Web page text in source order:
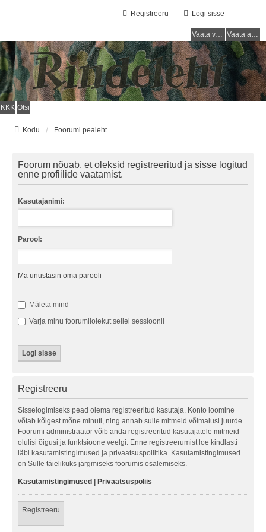
Logi sisse
Registreeru
Vaata vastamata teemasi Vaata aktiivseid teemasid
KKK Otsi
Kodu Foorumi pealeht
Foorum nõuab, et oleksid registreeritud ja sisse logitud
enne profiilide vaatamist.
Kasutajanimi:
Parool:
Ma unustasin oma parooli
Mäleta mind
Varja minu foorumilolekut sellel sessioonil
Registreeru
Sisselogimiseks pead olema registreeritud kasutaja. Konto loomine
võtab kõigest mõne minuti, ning annab sulle mitmeid võimalusi juurde.
Foorumi administraator võib anda registreeritud kasutajatele mitmeid
olulisi õigusi ja funktsioone veelgi. Enne registreerumist loe kindlasti
läbi kasutamistingimused ja privaatsuspoliitika. Kasutamistingimused
on Sulle täielikuks järgmiseks foorumis osalemiseks.
Kasutamistingimused Privaatsuspoliis
Registreeru